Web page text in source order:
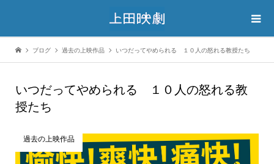
ブログ 過去の上映作品 いつだってやめられる １０人の怒れる教授たち
いつだってやめられる １０人の怒れる教
授たち
過去の上映作品